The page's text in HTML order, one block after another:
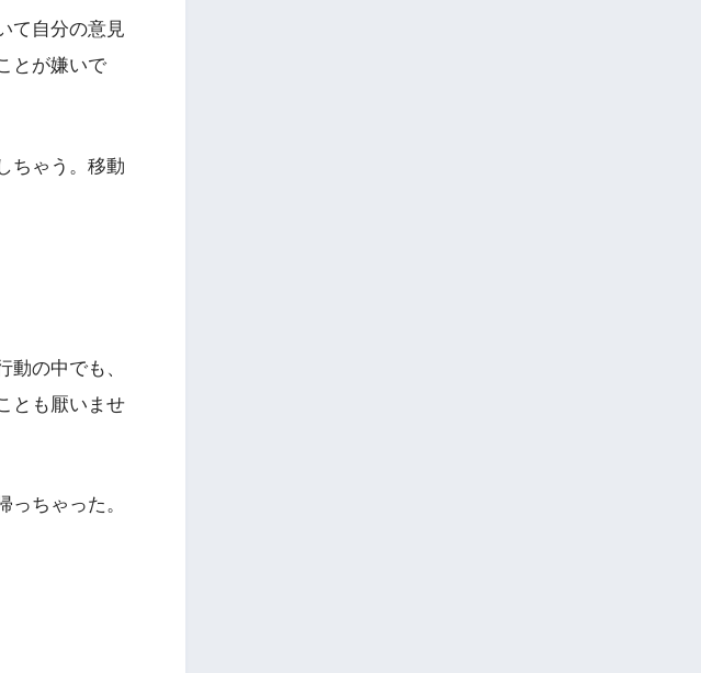
て自分の意見
とが嫌いで
ちゃう。移動
の中でも、
とも厭いませ
っちゃった。